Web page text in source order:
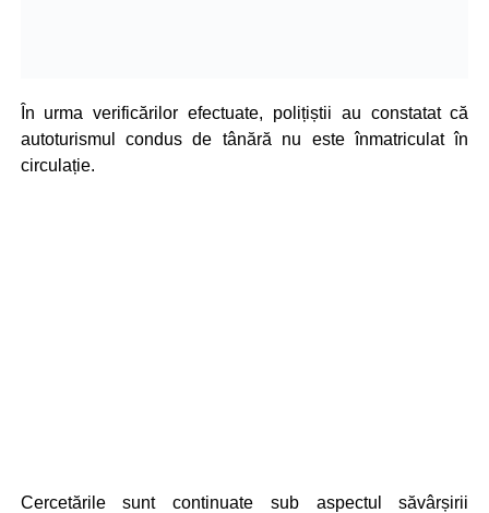
În urma verificărilor efectuate, polițiștii au constatat că
autoturismul condus de tânără nu este înmatriculat în
circulație.
Cercetările sunt continuate sub aspectul săvârșirii